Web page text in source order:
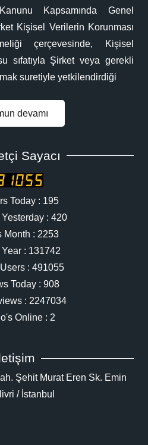
Kapsamında Genel
Kişisel Verilerin Korunması
çerçevesinde, Kişisel
sıfatıyla Şirket veya gerekli
suretiyle yetkilendirdiği
devamı
Sayacı
Today : 195
: 420
Month : 2253
: 131742
: 491055
Today : 908
: 2247034
Online : 2
Şehit Murat Eren Sk. Emin
/ İstanbul